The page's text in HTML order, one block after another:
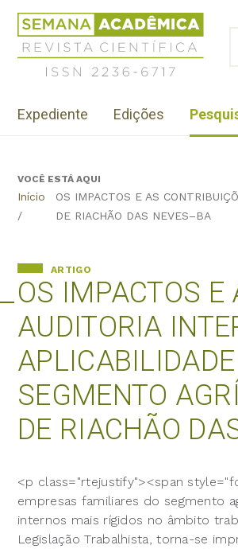
Jump
navigation
Revista
Científica
Semana
Acadêmica
2236-
Menu
institutional
Expediente Edições
Back
top
VOCÊ ESTÁ AQUI
Início
/
OS IMPACTOS E AS
DE RIACHÃO DAS NEVES–BA
OS IMPACTOS E
AUDITORIA
SEGMENTO
DE RIACHÃO
ARTIGO
<p class="rtejustify"><span
empresas familiares do segmento
internos mais rígidos no âmbito
Legislação Trabalhista, torna-se